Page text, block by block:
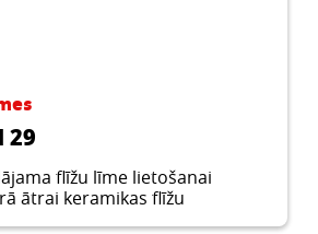
29
flīžu līme lietošanai
ātrai keramikas flīžu
nedeformējamām pamatnēm.